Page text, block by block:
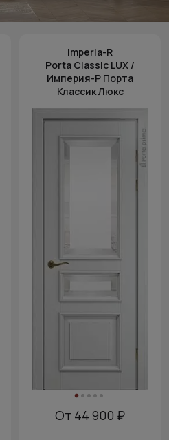
Imperia-R
Porta Classic LUX /
Империя-Р Порта
Классик Люкс
От 44 900 ₽